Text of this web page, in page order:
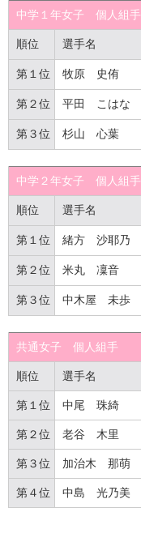
中学１年女子 個人組手
順位 選手名
第１位 牧原 史侑
第２位 平田 こはな
第３位 杉山 心葉
中学２年女子 個人組手
順位 選手名
第１位 緒方 沙耶乃
第２位 米丸 凜音
第３位 中木屋 未歩
共通女子 個人組手
順位 選手名
第１位 中尾 珠綺
第２位 老谷 木里
第３位 加治木 那萌
第４位 中島 光乃美